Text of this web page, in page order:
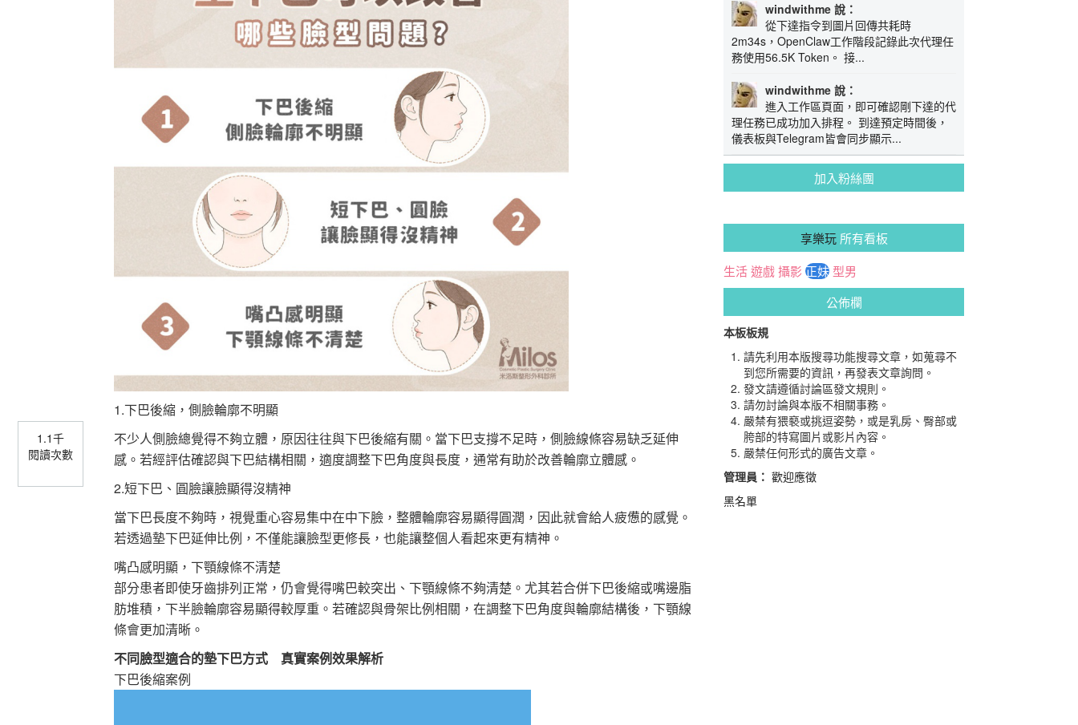
1.1千
閱讀次數
1.下巴後縮，側臉輪廓不明顯
不少人側臉總覺得不夠立體，原因往往與下巴後縮有關。當下巴支撐不足時，側臉線條容易缺乏延伸
感。若經評估確認與下巴結構相關，適度調整下巴角度與長度，通常有助於改善輪廓立體感。
2.短下巴、圓臉讓臉顯得沒精神
當下巴長度不夠時，視覺重心容易集中在中下臉，整體輪廓容易顯得圓潤，因此就會給人疲憊的感覺。
若透過墊下巴延伸比例，不僅能讓臉型更修長，也能讓整個人看起來更有精神。
嘴凸感明顯，下顎線條不清楚
部分患者即使牙齒排列正常，仍會覺得嘴巴較突出、下顎線條不夠清楚。尤其若合併下巴後縮或嘴邊脂
肪堆積，下半臉輪廓容易顯得較厚重。若確認與骨架比例相關，在調整下巴角度與輪廓結構後，下顎線
條會更加清晰。
不同臉型適合的墊下巴方式 真實案例效果解析
下巴後縮案例
windwithme 說：
從下達指令到圖片回傳共耗時
2m34s，OpenClaw工作階段記錄此次代理任
務使用56.5K Token。 接...
windwithme 說：
進入工作區頁面，即可確認剛下達的代
理任務已成功加入排程。 到達預定時間後，
儀表板與Telegram皆會同步顯示...
加入粉絲團
享樂玩所有看板
生活遊戲攝影 正妹 型男
公佈欄
本板板規
請先利用本版搜尋功能搜尋文章，如蒐尋不
到您所需要的資訊，再發表文章詢問。
發文請遵循討論區發文規則。
請勿討論與本版不相關事務。
嚴禁有猥褻或挑逗姿勢，或是乳房、臀部或
胯部的特寫圖片或影片內容。
嚴禁任何形式的廣告文章。
管理員： 歡迎應徵
黑名單